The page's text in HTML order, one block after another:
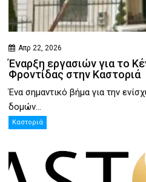
Απρ 22, 2026
Έναρξη εργασιών για το
Φροντίδας στην Καστοριά
Ένα σημαντικό βήμα για την
δομών...
Καστοριά